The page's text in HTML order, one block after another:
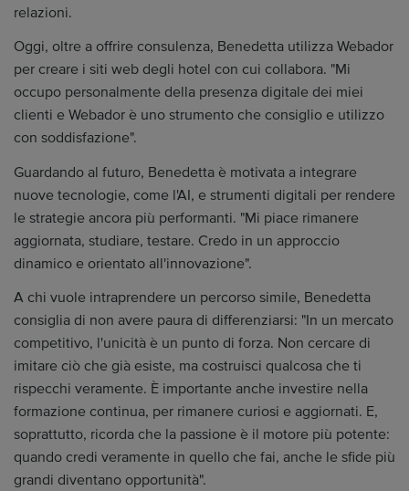
relazioni.
Oggi, oltre a offrire consulenza, Benedetta utilizza Webador
per creare i siti web degli hotel con cui collabora. "Mi
occupo personalmente della presenza digitale dei miei
clienti e Webador è uno strumento che consiglio e utilizzo
con soddisfazione".
Guardando al futuro, Benedetta è motivata a integrare
nuove tecnologie, come l'AI, e strumenti digitali per rendere
le strategie ancora più performanti. "Mi piace rimanere
aggiornata, studiare, testare. Credo in un approccio
dinamico e orientato all'innovazione".
A chi vuole intraprendere un percorso simile, Benedetta
consiglia di non avere paura di differenziarsi: "In un mercato
competitivo, l'unicità è un punto di forza. Non cercare di
imitare ciò che già esiste, ma costruisci qualcosa che ti
rispecchi veramente. È importante anche investire nella
formazione continua, per rimanere curiosi e aggiornati. E,
soprattutto, ricorda che la passione è il motore più potente:
quando credi veramente in quello che fai, anche le sfide più
grandi diventano opportunità".